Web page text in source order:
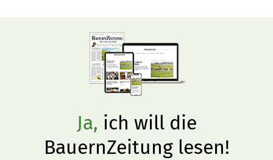
Ja, ich will die
BauernZeitung lesen!